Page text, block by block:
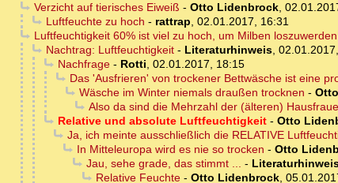
Verzicht auf tierisches Eiweiß - Otto Lidenbrock,
Luftfeuchte zu hoch - rattrap, 02.01.2017, 16:31
Luftfeuchtigkeit 60% ist viel zu hoch, um Milben
Nachtrag: Luftfeuchtigkeit- Literaturhinweis,
Nachfrage- Rotti, 02.01.2017, 18:15
Das 'Ausfrieren' von trockener Bettwäsche ist eine
Wäsche im Winter niemals draußen trocknen -
Also da sind die Mehrzahl der (älteren)
Relative und absolute Luftfeuchtigkeit- Otto
Ja, ich meinte ausschließlich die RELATIVE
In Mitteleuropa wird es nie so trocken - Otto
Jau, sehe grade, das stimmt ... -
Relative Feuchte- Otto Lidenbrock,